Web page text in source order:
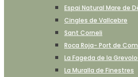
Espai Natural Mare de
Cingles de Vallcebre
Sant Corneli
Roca Roja- Port de
La Fageda de la
La Muralla de Finestres